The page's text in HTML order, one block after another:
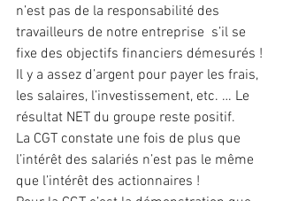
n’est pas de la responsabilité des
travailleurs de notre entreprise  s’il se
fixe des objectifs financiers démesurés !
Il y a assez d’argent pour payer les frais,
les salaires, l’investissement, etc. … Le
résultat NET du groupe reste positif.
La CGT constate une fois de plus que
l’intérêt des salariés n’est pas le même
que l’intérêt des actionnaires !